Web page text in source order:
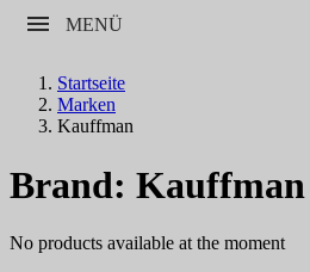
MENÜ
Startseite
Marken
Kauffman
Brand: Kauffman
No products available at the moment